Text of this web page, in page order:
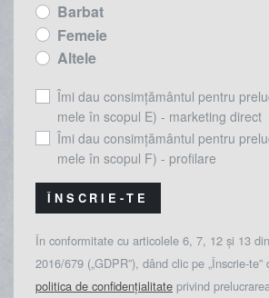
Barbat
Femeie
Altele
Îmi dau consimțământul pentru
mele în scopul E) - marketing direct
Îmi dau consimțământul pentru
mele în scopul F) - profilare
ÎNSCRIE-TE
În conformitate cu articolele 6, 7, 12 și 13
2016/679 („GDPR”), dând clic pe „Înscrie-
politica de confidențialitate privind